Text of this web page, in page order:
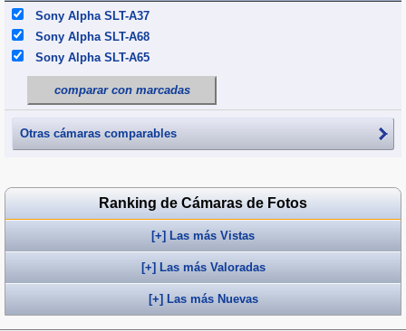
Sony Alpha SLT-A37
Sony Alpha SLT-A68
Sony Alpha SLT-A65
comparar con marcadas
Otras cámaras comparables
Ranking de Cámaras de Fotos
[+] Las más Vistas
[+] Las más Valoradas
[+] Las más Nuevas